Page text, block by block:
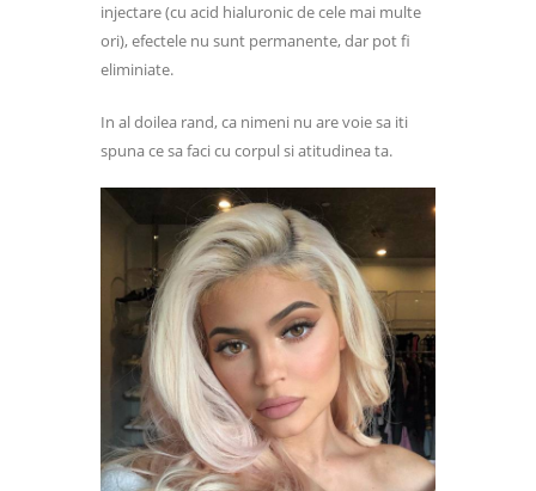
injectare (cu acid hialuronic de cele mai multe
ori), efectele nu sunt permanente, dar pot fi
eliminiate.
In al doilea rand, ca nimeni nu are voie sa iti
spuna ce sa faci cu corpul si atitudinea ta.